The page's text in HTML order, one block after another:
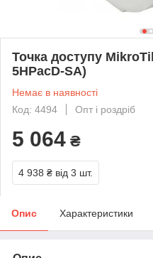
Точка доступу
5HPacD-SA)
Немає в наявності
Код: 4494
Опт і роздріб
5 064 ₴
4 938 ₴ від 3 шт.
Опис Характеристики